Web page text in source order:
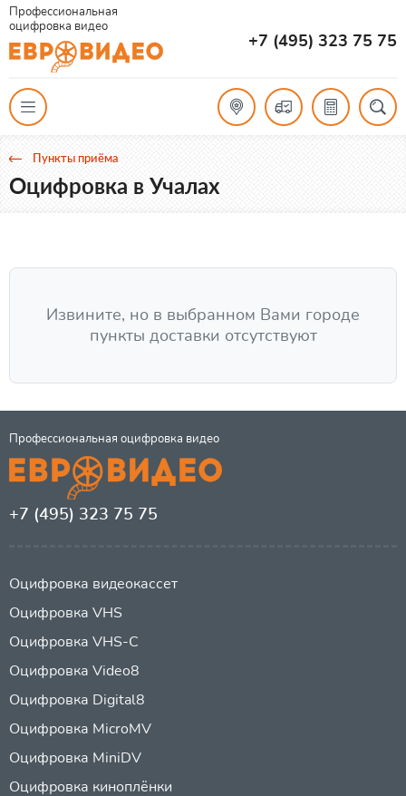
Профессиональная
оцифровка видео
+7 (495) 323 75 75
Пункты приёма
Оцифровка в Учалах
Извините, но в выбранном Вами городе
пункты доставки отсутствуют
Профессиональная оцифровка видео
+7 (495) 323 75 75
Оцифровка видеокассет
Оцифровка VHS
Оцифровка VHS-C
Оцифровка Video8
Оцифровка Digital8
Оцифровка MicroMV
Оцифровка MiniDV
Оцифровка киноплёнки